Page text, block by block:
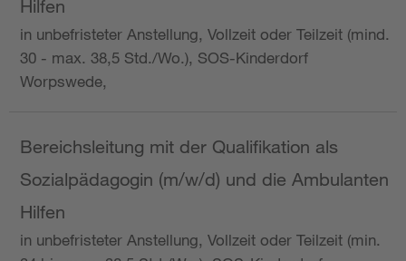
Hilfen
in unbefristeter Anstellung, Vollzeit oder Teilzeit (mind.
30 - max. 38,5 Std./Wo.), SOS-Kinderdorf
Worpswede,
Bereichsleitung mit der Qualifikation als
Sozialpädagogin (m/w/d) und die Ambulanten
Hilfen
in unbefristeter Anstellung, Vollzeit oder Teilzeit (min.